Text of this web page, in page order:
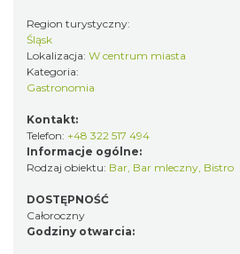
Region turystyczny:
Śląsk
Lokalizacja: W centrum miasta
Kategoria:
Gastronomia
Kontakt:
Telefon: +48 322 517 494
Informacje ogólne:
Rodzaj obiektu: Bar, Bar mleczny, Bistro
DOSTĘPNOŚĆ
Całoroczny
Godziny otwarcia: